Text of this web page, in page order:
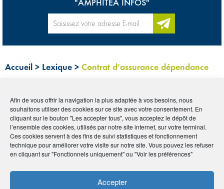
Afin de vous offrir la navigation la plus adaptée à vos besoins, nous
souhaitons utiliser des cookies sur ce site avec votre consentement. En
cliquant sur le bouton "Les accepter tous", vous acceptez le dépôt de
l’ensemble des cookies, utilisés par notre site internet, sur votre terminal.
Ces cookies servent à des fins de suivi statistiques et fonctionnement
technique pour améliorer votre visite sur notre site. Vous pouvez les refuser
en cliquant sur "Fonctionnels uniquement" ou "Voir les préférences"
Accepter
"AMPHITÉA INFOS"
Accueil > Lexique > Contrat d’assurance dépendance
Tous 0-9 A B C D E F G H
J
K L M N O P Q R S T
U
V
W X Y Z
CONTRAT